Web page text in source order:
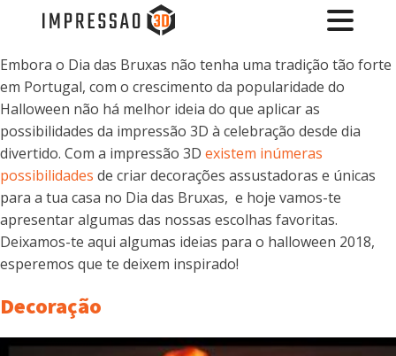
Embora o Dia das Bruxas não tenha uma tradição tão forte
em Portugal, com o crescimento da popularidade do
Halloween não há melhor ideia do que aplicar as
possibilidades da impressão 3D à celebração desde dia
divertido. Com a impressão 3D existem inúmeras
possibilidades de criar decorações assustadoras e únicas
para a tua casa no Dia das Bruxas, e hoje vamos-te
apresentar algumas das nossas escolhas favoritas.
Deixamos-te aqui algumas ideias para o halloween 2018,
esperemos que te deixem inspirado!
Decoração